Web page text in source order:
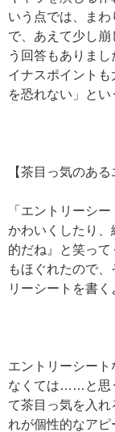
いう点では、ま
で、あえて少し
う回答もありま
イナスポイント
を恐れない」とい
【茶目っ気のあ
「エントリーシ
かわいくしたり
的だね』と笑っ
もほぐれたので
リーシートを書
エントリーシー
なくては……と思
て茶目っ気を入
れが個性的なア